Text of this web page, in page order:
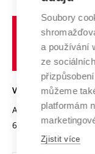
Výzkumné
Transfer znalostí
Open Science
Projekty
Projekty ze
Specifický výzkum
Spolupráce se
Služby univerzity
Mezinárodní dohody
Univerzitní sítě
Profil univerzity
Udržitelná univerzita
Podnikavá
Bezpečná univerzita
Vyznamenání
Organizační
VYSOKÉ UČENÍ
Antonínská 548/1
602 00 Brno
Soubory
a používání
ze
můžeme
platformám
Zjistit více